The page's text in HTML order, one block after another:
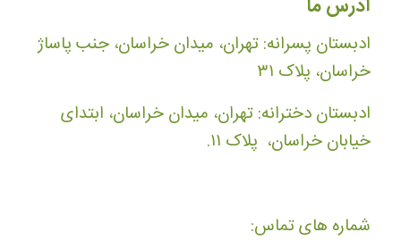
آدرس ما
ادبستان پسرانه: تهران، میدان خراسان، جنب پاساژ
خراسان، پلاک ۳۱
ادبستان دخترانه: تهران، میدان خراسان، ابتدای
خیابان خراسان، پلاک ۱۱.
شماره های تماس: